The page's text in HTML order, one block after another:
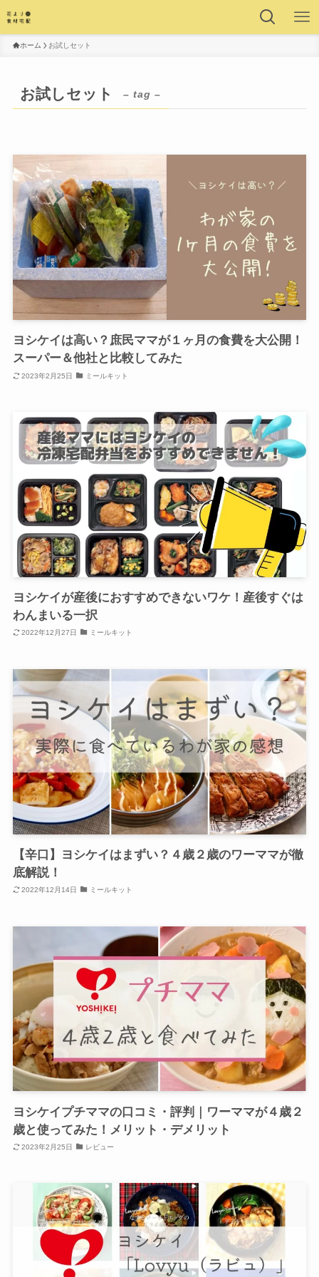
ホーム お試しセット
お試しセット – tag –
ヨシケイは高い？庶民ママが１ヶ月の食費を大公開！
スーパー＆他社と比較してみた
2023年2月25日 ミールキット
ヨシケイが産後におすすめできないワケ！産後すぐは
わんまいる一択
2022年12月27日 ミールキット
【辛口】ヨシケイはまずい？４歳２歳のワーママが徹
底解説！
2022年12月14日 ミールキット
ヨシケイプチママの口コミ・評判｜ワーママが４歳２
歳と使ってみた！メリット・デメリット
2023年2月25日 レビュー